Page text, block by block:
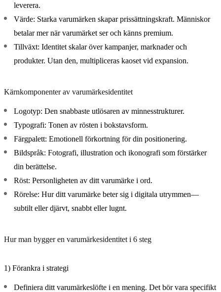
leverera.
Värde: Starka varumärken skapar prissättningskraft. Människor
betalar mer när varumärket ser och känns premium.
Tillväxt: Identitet skalar över kampanjer, marknader och
produkter. Utan den, multipliceras kaoset vid expansion.
Kärnkomponenter av varumärkesidentitet
Logotyp: Den snabbaste utlösaren av minnesstrukturer.
Typografi: Tonen av rösten i bokstavsform.
Färgpalett: Emotionell förkortning för din positionering.
Bildspråk: Fotografi, illustration och ikonografi som förstärker
din berättelse.
Röst: Personligheten av ditt varumärke i ord.
Rörelse: Hur ditt varumärke beter sig i digitala utrymmen—
subtilt eller djärvt, snabbt eller lugnt.
Hur man bygger en varumärkesidentitet i 6 steg
1) Förankra i strategi
Definiera ditt varumärkeslöfte i en mening. Det bör vara specifikt